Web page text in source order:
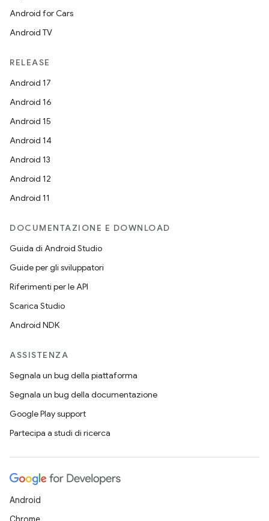
Android for Cars
Android TV
RELEASE
Android 17
Android 16
Android 15
Android 14
Android 13
Android 12
Android 11
DOCUMENTAZIONE E DOWNLOAD
Guida di Android Studio
Guide per gli sviluppatori
Riferimenti per le API
Scarica Studio
Android NDK
ASSISTENZA
Segnala un bug della piattaforma
Segnala un bug della documentazione
Google Play support
Partecipa a studi di ricerca
Android